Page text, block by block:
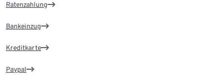
Ratenzahlung
Bankeinzug
Kreditkarte
Paypal